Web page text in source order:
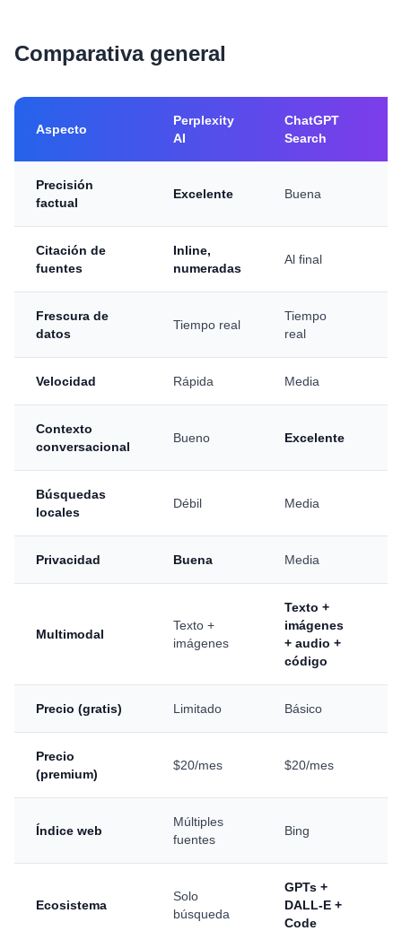
Comparativa general
Aspecto
Perplexity
AI
ChatGPT
Search
Precisión
factual
Excelente Buena
Citación de
fuentes
Inline,
numeradas
Al final
Frescura de
datos
Tiempo real
Tiempo
real
Velocidad Rápida Media
Contexto
conversacional
Bueno Excelente
Búsquedas
locales
Débil Media
Privacidad Buena Media
Multimodal
Texto +
imágenes
Texto +
imágenes
+ audio +
código
Precio (gratis) Limitado Básico
Precio
(premium)
$20/mes $20/mes
Índice web
Múltiples
fuentes
Bing
Ecosistema
Solo
búsqueda
GPTs +
DALL-E +
Code